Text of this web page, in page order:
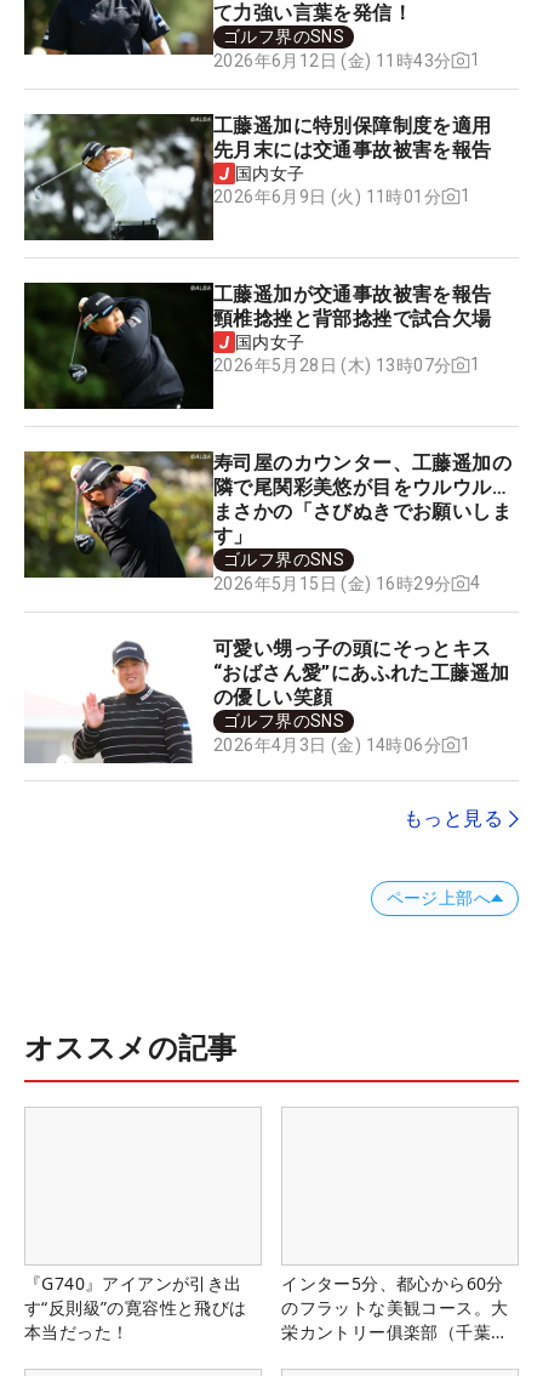
て力強い言葉を発信！
ゴルフ界のSNS
2026年6月12日 (金) 11時43分
1
工藤遥加に特別保障制度を適用
先月末には交通事故被害を報告
国内女子
2026年6月9日 (火) 11時01分
1
工藤遥加が交通事故被害を報告
頸椎捻挫と背部捻挫で試合欠場
国内女子
2026年5月28日 (木) 13時07分
1
寿司屋のカウンター、工藤遥加の
隣で尾関彩美悠が目をウルウル…
まさかの「さびぬきでお願いしま
す」
ゴルフ界のSNS
2026年5月15日 (金) 16時29分
4
可愛い甥っ子の頭にそっとキス
“おばさん愛”にあふれた工藤遥加
の優しい笑顔
ゴルフ界のSNS
2026年4月3日 (金) 14時06分
1
もっと見る
ページ上部へ
オススメの記事
『G740』アイアンが引き出
す“反則級”の寛容性と飛びは
本当だった！
インター5分、都心から60分
のフラットな美観コース。大
栄カントリー俱楽部（千葉